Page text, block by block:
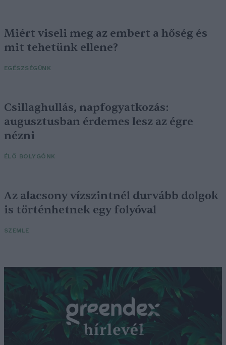
Miért viseli meg az embert a hőség és
mit tehetünk ellene?
EGÉSZSÉGÜNK
Csillaghullás, napfogyatkozás:
augusztusban érdemes lesz az égre
nézni
ÉLŐ BOLYGÓNK
Az alacsony vízszintnél durvább dolgok
is történhetnek egy folyóval
SZEMLE